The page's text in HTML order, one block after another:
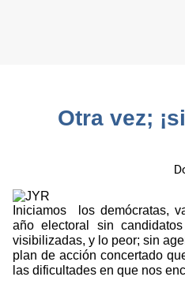
Otra vez;
Iniciamos
los demócratas,
año electoral sin candidatos
visibilizadas, y lo peor; sin
plan de acción concertado
las dificultades en que nos